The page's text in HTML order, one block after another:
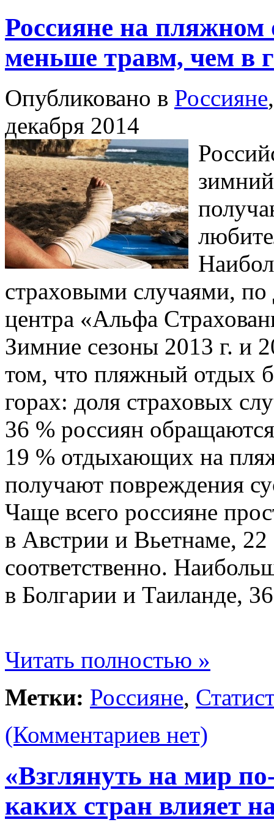
Россияне на пляжном
меньше травм, чем в
Опубликовано в Россияне
декабря 2014
страховыми случаями,
центра «Альфа
Зимние сезоны 2013 г. и
том, что пляжный отдых
горах: доля страховых
36 % россиян
19 % отдыхающих на
получают повреждения
Чаще всего россияне
в Австрии и Вьетнаме,
соответственно.
в Болгарии и Таиланде,
Читать полностью »
Метки: Россияне,
(Комментариев нет)
«Взглянуть на мир
каких стран влияет